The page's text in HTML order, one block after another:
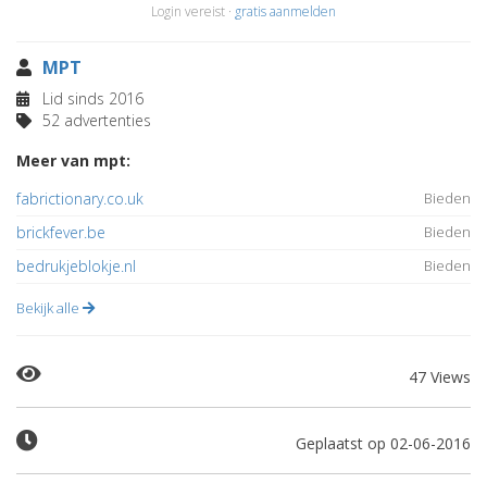
Login vereist · gratis aanmelden
MPT
Lid sinds 2016
52 advertenties
Meer van mpt:
fabrictionary.co.uk
Bieden
brickfever.be Bieden
bedrukjeblokje.nl Bieden
Bekijk alle
47 Views
Geplaatst op 02-06-2016